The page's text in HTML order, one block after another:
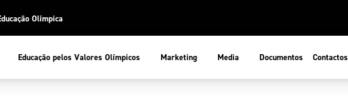
Olímpica
Educação pelos Valores Olímpicos Marketing Media Documentos Contactos